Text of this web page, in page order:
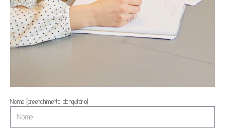
Nome (preenchimento obrigatório)